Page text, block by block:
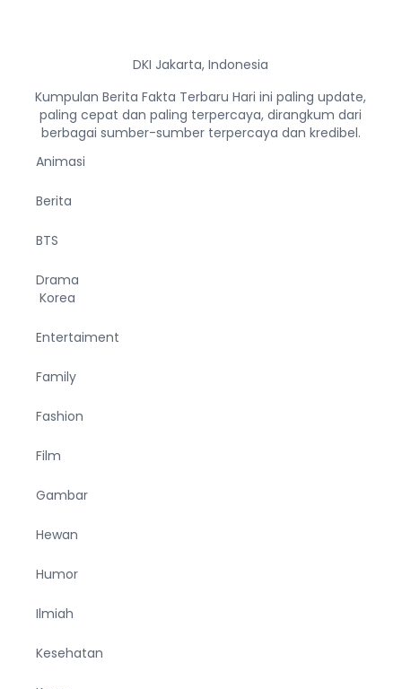
DKI Jakarta, Indonesia
Kumpulan Berita Fakta Terbaru Hari ini paling update,
paling cepat dan paling terpercaya, dirangkum dari
berbagai sumber-sumber terpercaya dan kredibel.
Animasi
Berita
BTS
Drama
Korea
Entertaiment
Family
Fashion
Film
Gambar
Hewan
Humor
Ilmiah
Kesehatan